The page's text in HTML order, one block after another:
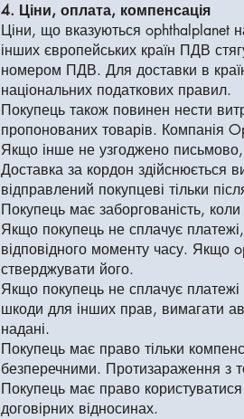
4. Ціни, оплата, компенсація
Ціни, що вказуються ophthalplanet
інших європейських країн ПДВ
номером ПДВ. Для доставки в
національних податкових правил.
Покупець також повинен нести
пропонованих товарів. Компанія
Якщо інше не узгоджено письмово,
Доставка за кордон здійснюється
відправлений покупцеві тільки
Покупець має заборгованість,
Якщо покупець не сплачує
відповідного моменту часу. Якщо
стверджувати його.
Якщо покупець не сплачує
шкоди для інших прав, вимагати
надані.
Покупець має право тільки
безперечними. Протизараження з
Покупець має право користуватися
договірних відносинах.